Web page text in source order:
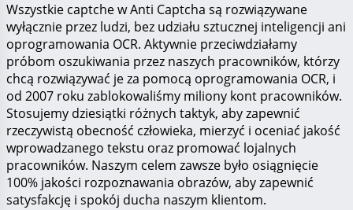
Wszystkie captche w Anti Captcha są rozwiązywane
wyłącznie przez ludzi, bez udziału sztucznej inteligencji ani
oprogramowania OCR. Aktywnie przeciwdziałamy
próbom oszukiwania przez naszych pracowników, którzy
chcą rozwiązywać je za pomocą oprogramowania OCR, i
od 2007 roku zablokowaliśmy miliony kont pracowników.
Stosujemy dziesiątki różnych taktyk, aby zapewnić
rzeczywistą obecność człowieka, mierzyć i oceniać jakość
wprowadzanego tekstu oraz promować lojalnych
pracowników. Naszym celem zawsze było osiągnięcie
100% jakości rozpoznawania obrazów, aby zapewnić
satysfakcję i spokój ducha naszym klientom.